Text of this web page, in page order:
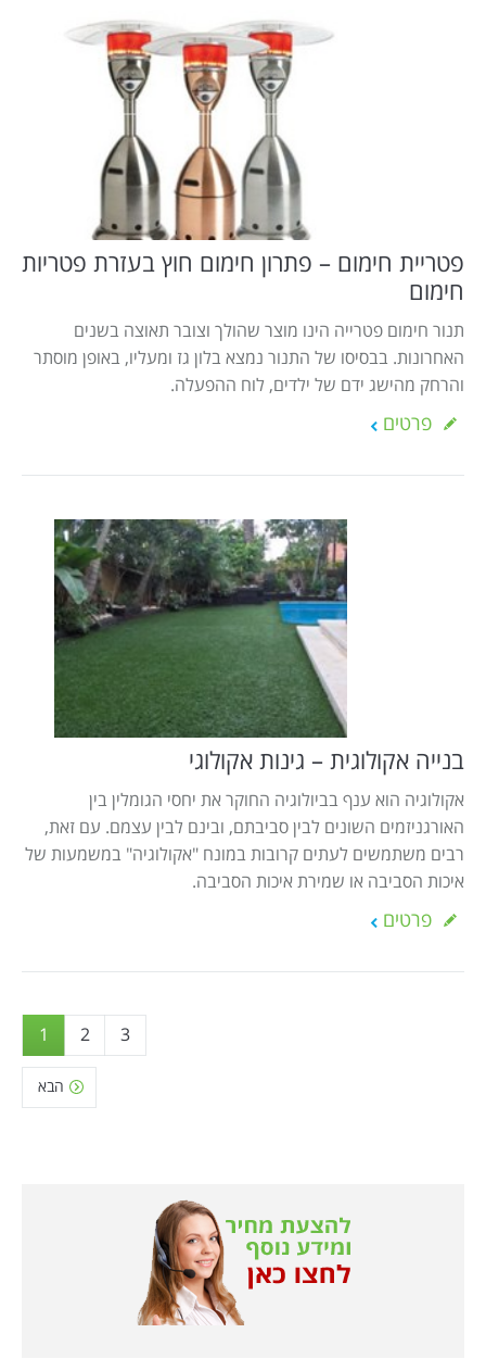
פטריית חימום – פתרון חימום חוץ בעזרת פטריות
חימום
תנור חימום פטרייה הינו מוצר שהולך וצובר תאוצה בשנים
האחרונות. בבסיסו של התנור נמצא בלון גז ומעליו, באופן מוסתר
והרחק מהישג ידם של ילדים, לוח ההפעלה.
פרטים
בנייה אקולוגית – גינות אקולוגי
אקולוגיה הוא ענף בביולוגיה החוקר את יחסי הגומלין בין
האורגניזמים השונים לבין סביבתם, ובינם לבין עצמם. עם זאת,
רבים משתמשים לעתים קרובות במונח "אקולוגיה" במשמעות של
איכות הסביבה או שמירת איכות הסביבה.
פרטים
1 2 3
הבא